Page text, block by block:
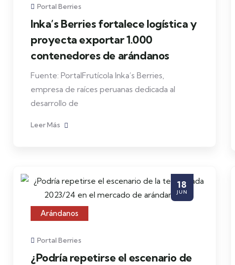
Portal Berries
Inka’s Berries fortalece logística y
proyecta exportar 1.000
contenedores de arándanos
Fuente: PortalFrutícola Inka’s Berries,
empresa de raíces peruanas dedicada al
desarrollo de
Leer Más
18
JUN
Arándanos
Portal Berries
¿Podría repetirse el escenario de